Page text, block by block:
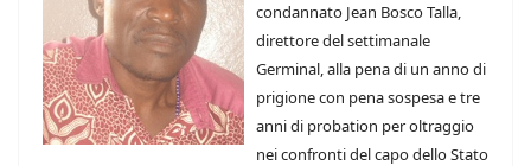
condannato Jean Bosco Talla,
direttore del settimanale
Germinal, alla pena di un anno di
prigione con pena sospesa e tre
anni di probation per oltraggio
nei confronti del capo dello Stato